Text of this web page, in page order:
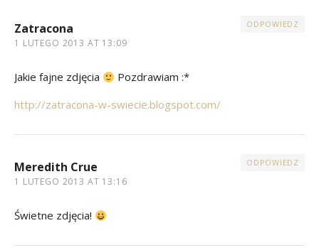
Zatracona
1 LUTEGO 2013 AT 13:09
ODPOWIEDZ
Jakie fajne zdjęcia
Pozdrawiam :*
http://zatracona-w-swiecie.blogspot.com/
Meredith Crue
1 LUTEGO 2013 AT 13:16
ODPOWIEDZ
Świetne zdjęcia!